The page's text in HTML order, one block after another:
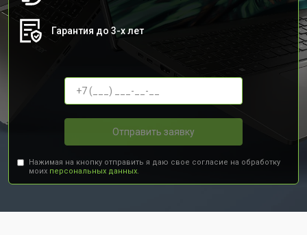
Гарантия до 3-х лет
Отправить заявку
Нажимая на кнопку отправить я даю свое согласие на обработку
моих персональных данных.